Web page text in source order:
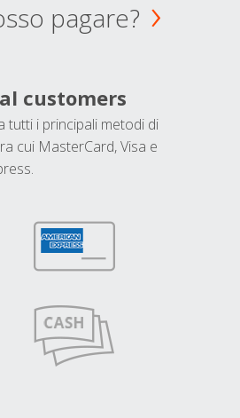
pagare?
customers
tutti i principali metodi di
cui MasterCard, Visa e